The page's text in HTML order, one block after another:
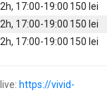
2h, 17:00-19:00 150 lei
2h, 17:00-19:00 150 lei
2h, 17:00-19:00 150 lei
https://vivid-